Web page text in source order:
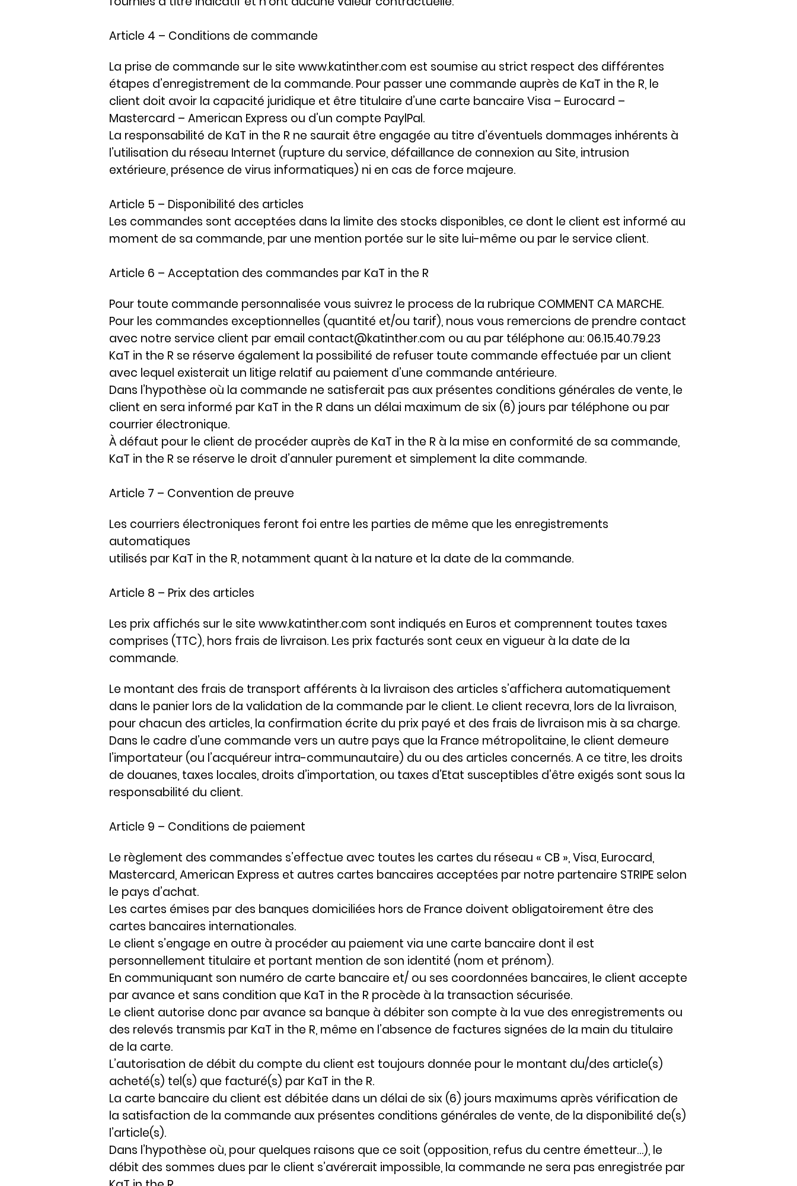
Article 4 – Conditions de commande
La prise de commande sur le site www.katinther.com est soumise au strict respect des différentes
étapes d’enregistrement de la commande. Pour passer une commande auprès de KaT in the R, le
client doit avoir la capacité juridique et être titulaire d’une carte bancaire Visa – Eurocard –
Mastercard – American Express ou d’un compte PaylPal.
La responsabilité de KaT in the R ne saurait être engagée au titre d’éventuels dommages inhérents à
l’utilisation du réseau Internet (rupture du service, défaillance de connexion au Site, intrusion
extérieure, présence de virus informatiques) ni en cas de force majeure.
Article 5 – Disponibilité des articles
Les commandes sont acceptées dans la limite des stocks disponibles, ce dont le client est informé au
moment de sa commande, par une mention portée sur le site lui-même ou par le service client.
Article 6 – Acceptation des commandes par KaT in the R
Pour toute commande personnalisée vous suivrez le process de la rubrique COMMENT CA MARCHE.
Pour les commandes exceptionnelles (quantité et/ou tarif), nous vous remercions de prendre contact
avec notre service client par email contact@katinther.com ou au par téléphone au: 06.15.40.79.23
KaT in the R se réserve également la possibilité de refuser toute commande effectuée par un client
avec lequel existerait un litige relatif au paiement d’une commande antérieure.
Dans l’hypothèse où la commande ne satisferait pas aux présentes conditions générales de vente, le
client en sera informé par KaT in the R dans un délai maximum de six (6) jours par téléphone ou par
courrier électronique.
À défaut pour le client de procéder auprès de KaT in the R à la mise en conformité de sa commande,
KaT in the R se réserve le droit d’annuler purement et simplement la dite commande.
Article 7 – Convention de preuve
Les courriers électroniques feront foi entre les parties de même que les enregistrements
automatiques
utilisés par KaT in the R, notamment quant à la nature et la date de la commande.
Article 8 – Prix des articles
Les prix affichés sur le site www.katinther.com sont indiqués en Euros et comprennent toutes taxes
comprises (TTC), hors frais de livraison. Les prix facturés sont ceux en vigueur à la date de la
commande.
Le montant des frais de transport afférents à la livraison des articles s’affichera automatiquement
dans le panier lors de la validation de la commande par le client. Le client recevra, lors de la livraison,
pour chacun des articles, la confirmation écrite du prix payé et des frais de livraison mis à sa charge.
Dans le cadre d’une commande vers un autre pays que la France métropolitaine, le client demeure
l’importateur (ou l’acquéreur intra-communautaire) du ou des articles concernés. A ce titre, les droits
de douanes, taxes locales, droits d’importation, ou taxes d’Etat susceptibles d’être exigés sont sous la
responsabilité du client.
Article 9 – Conditions de paiement
Le règlement des commandes s’effectue avec toutes les cartes du réseau « CB », Visa, Eurocard,
Mastercard, American Express et autres cartes bancaires acceptées par notre partenaire STRIPE selon
le pays d’achat.
Les cartes émises par des banques domiciliées hors de France doivent obligatoirement être des
cartes bancaires internationales.
Le client s’engage en outre à procéder au paiement via une carte bancaire dont il est
personnellement titulaire et portant mention de son identité (nom et prénom).
En communiquant son numéro de carte bancaire et/ ou ses coordonnées bancaires, le client accepte
par avance et sans condition que KaT in the R procède à la transaction sécurisée.
Le client autorise donc par avance sa banque à débiter son compte à la vue des enregistrements ou
des relevés transmis par KaT in the R, même en l’absence de factures signées de la main du titulaire
de la carte.
L’autorisation de débit du compte du client est toujours donnée pour le montant du/des article(s)
acheté(s) tel(s) que facturé(s) par KaT in the R.
La carte bancaire du client est débitée dans un délai de six (6) jours maximums après vérification de
la satisfaction de la commande aux présentes conditions générales de vente, de la disponibilité de(s)
l’article(s).
Dans l’hypothèse où, pour quelques raisons que ce soit (opposition, refus du centre émetteur…), le
débit des sommes dues par le client s’avérerait impossible, la commande ne sera pas enregistrée par